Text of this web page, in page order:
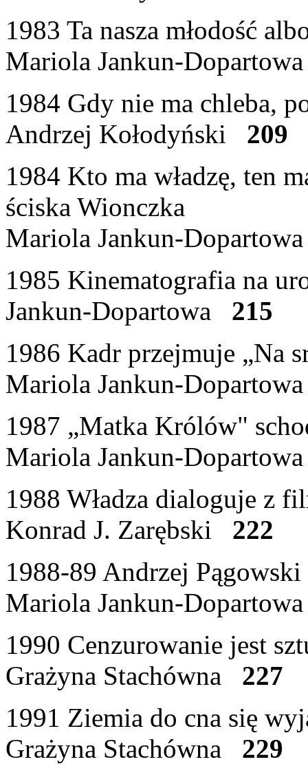
1983 Ta nasza młodość
Mariola Jankun-
1984 Gdy nie ma chleba,
Andrzej Kołodyński 209
1984 Kto ma władzę, ten
ściska Wionczka
Mariola Jankun-
1985 Kinematografia na
Jankun-Dopartowa 215
1986 Kadr przejmuje „Na
Mariola Jankun-
1987 „Matka Królów"
Mariola Jankun-
1988 Władza dialoguje z
Konrad J. Zarębski 222
1988-89 Andrzej
Mariola Jankun-
1990 Cenzurowanie jest
Grażyna Stachówna 227
1991 Ziemia do cna się
Grażyna Stachówna 229